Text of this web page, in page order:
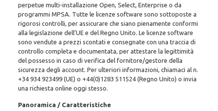
perpetue multi-installazione Open, Select, Enterprise o da
programmi MPSA. Tutte le licenze software sono sottoposte a
rigorosi controlli, per assicurare che siano pienamente conformi
alla legislazione dell’UE e del Regno Unito. Le licenze software
sono vendute a prezzi scontati e consegnate con una traccia di
controllo completa e documentata, per attestare la legittimità
del possesso in caso di verifica del fornitore/gestore della
sicurezza degli account. Per ulteriori informazioni, chiamaci al n.
+34 934 923499(UE) o +44(0)1283 511524(Regno Unito) o invia
una richiesta online oggi stesso.
Panoramica / Caratteristiche